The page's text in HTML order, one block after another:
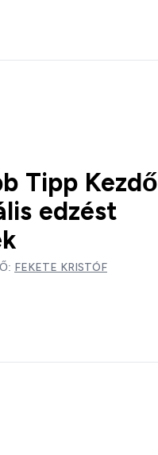
Tipp Kezdő
edzést
FEKETE KRISTÓF